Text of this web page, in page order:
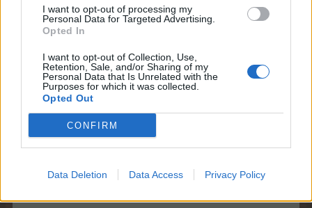
I want to opt-out of processing my
Personal Data for Targeted Advertising.
Opted In
I want to opt-out of Collection, Use,
Retention, Sale, and/or Sharing of my
Personal Data that Is Unrelated with the
Purposes for which it was collected.
Opted Out
CONFIRM
Data Deletion Data Access Privacy Policy
неоновая лампочка зачем.
-Аля
Король форума